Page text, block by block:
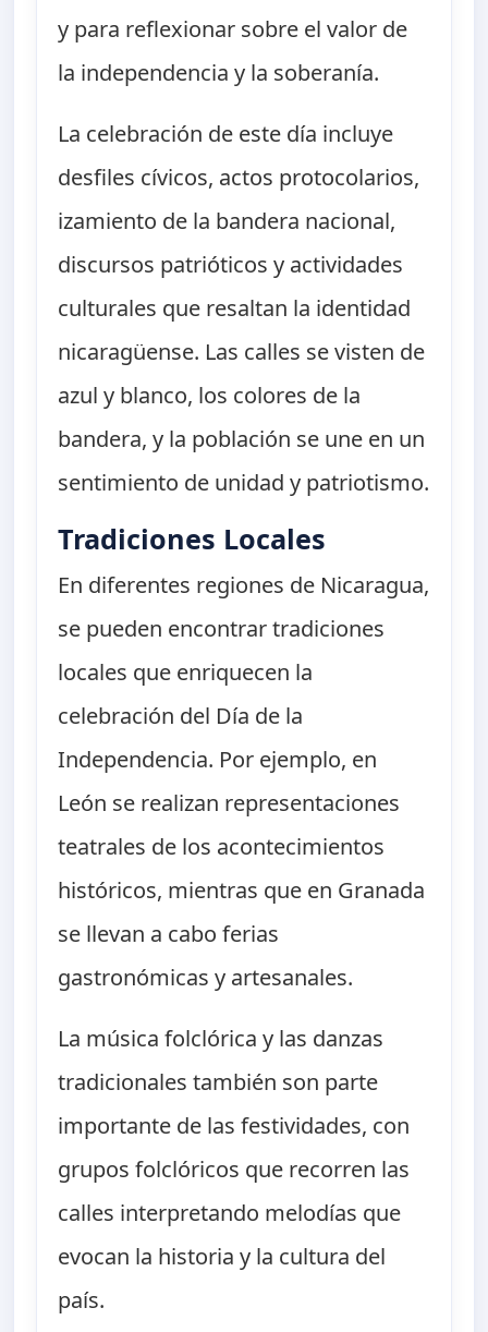
y para reflexionar sobre el valor de
la independencia y la soberanía.
La celebración de este día incluye
desfiles cívicos, actos protocolarios,
izamiento de la bandera nacional,
discursos patrióticos y actividades
culturales que resaltan la identidad
nicaragüense. Las calles se visten de
azul y blanco, los colores de la
bandera, y la población se une en un
sentimiento de unidad y patriotismo.
Tradiciones Locales
En diferentes regiones de Nicaragua,
se pueden encontrar tradiciones
locales que enriquecen la
celebración del Día de la
Independencia. Por ejemplo, en
León se realizan representaciones
teatrales de los acontecimientos
históricos, mientras que en Granada
se llevan a cabo ferias
gastronómicas y artesanales.
La música folclórica y las danzas
tradicionales también son parte
importante de las festividades, con
grupos folclóricos que recorren las
calles interpretando melodías que
evocan la historia y la cultura del
país.